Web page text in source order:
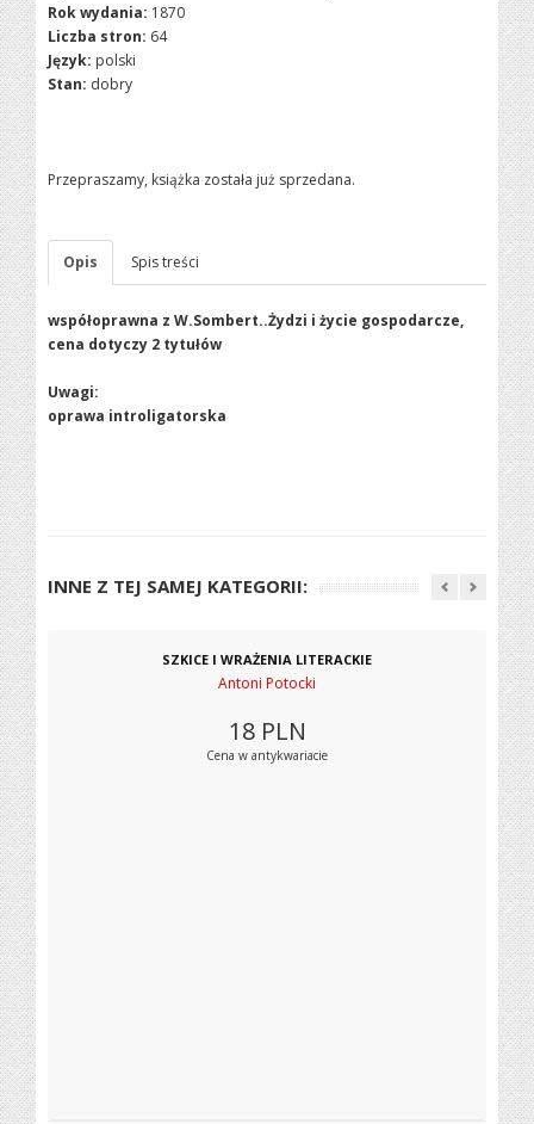
Rok wydania: 1870
Liczba stron: 64
Język: polski
Stan: dobry
Przepraszamy, książka została już sprzedana.
Opis Spis treści
współoprawna z W.Sombert..Żydzi i życie gospodarcze,
cena dotyczy 2 tytułów
Uwagi:
oprawa introligatorska
INNE Z TEJ SAMEJ KATEGORII:
SZKICE I WRAŻENIA LITERACKIE
Antoni Potocki
18 PLN
Cena w antykwariacie